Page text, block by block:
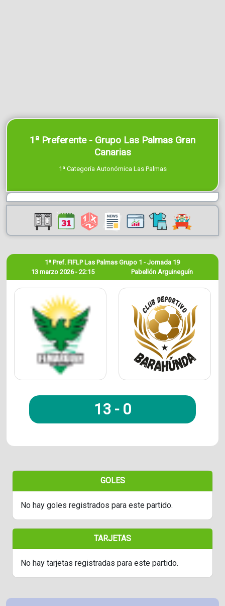
1ª Preferente - Grupo Las Palmas Gran
Canarias
1ª Categoría Autonómica Las Palmas
13 marzo 2026 - 22:15
1ª Pref. FIFLP Las Palmas Grupo 1 - Jornada 19
Pabellón Arguineguín
13- 0
GOLES
No hay goles registrados para este partido.
TARJETAS
No hay tarjetas registradas para este partido.